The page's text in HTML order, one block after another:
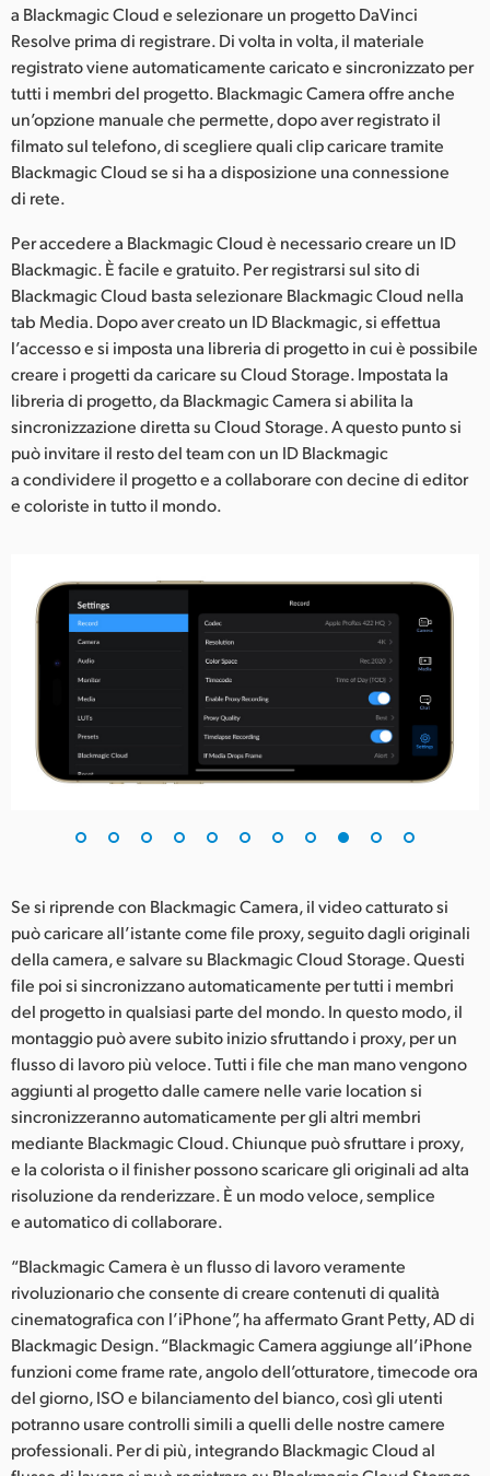
a Blackmagic Cloud e selezionare un progetto DaVinci
Resolve prima di registrare. Di volta in volta, il materiale
registrato viene automaticamente caricato e sincronizzato per
tutti i membri del progetto. Blackmagic Camera offre anche
un’opzione manuale che permette, dopo aver registrato il
filmato sul telefono, di scegliere quali clip caricare tramite
Blackmagic Cloud se si ha a disposizione una connessione
di rete.
Per accedere a Blackmagic Cloud è necessario creare un ID
Blackmagic. È facile e gratuito. Per registrarsi sul sito di
Blackmagic Cloud basta selezionare Blackmagic Cloud nella
tab Media. Dopo aver creato un ID Blackmagic, si effettua
l’accesso e si imposta una libreria di progetto in cui è possibile
creare i progetti da caricare su Cloud Storage. Impostata la
libreria di progetto, da Blackmagic Camera si abilita la
sincronizzazione diretta su Cloud Storage. A questo punto si
può invitare il resto del team con un ID Blackmagic
a condividere il progetto e a collaborare con decine di editor
e coloriste in tutto il mondo.
Se si riprende con Blackmagic Camera, il video catturato si
può caricare all’istante come file proxy, seguito dagli originali
della camera, e salvare su Blackmagic Cloud Storage. Questi
file poi si sincronizzano automaticamente per tutti i membri
del progetto in qualsiasi parte del mondo. In questo modo, il
montaggio può avere subito inizio sfruttando i proxy, per un
flusso di lavoro più veloce. Tutti i file che man mano vengono
aggiunti al progetto dalle camere nelle varie location si
sincronizzeranno automaticamente per gli altri membri
mediante Blackmagic Cloud. Chiunque può sfruttare i proxy,
e la colorista o il finisher possono scaricare gli originali ad alta
risoluzione da renderizzare. È un modo veloce, semplice
e automatico di collaborare.
“Blackmagic Camera è un flusso di lavoro veramente
rivoluzionario che consente di creare contenuti di qualità
cinematografica con l’iPhone”, ha affermato Grant Petty, AD di
Blackmagic Design. “Blackmagic Camera aggiunge all’iPhone
funzioni come frame rate, angolo dell’otturatore, timecode ora
del giorno, ISO e bilanciamento del bianco, così gli utenti
potranno usare controlli simili a quelli delle nostre camere
professionali. Per di più, integrando Blackmagic Cloud al